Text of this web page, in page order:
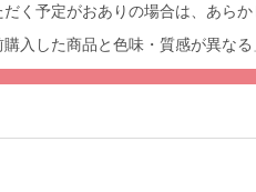
だく予定がおありの場合は、あら
購入した商品と色味・質感が異な